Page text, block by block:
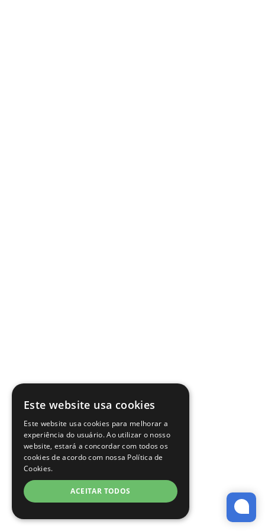
Este website usa cookies
Este website usa cookies para melhorar a
experiência do usuário. Ao utilizar o nosso
website, estará a concordar com todos os
cookies de acordo com nossa Política de
Cookies.
ACEITAR TODOS